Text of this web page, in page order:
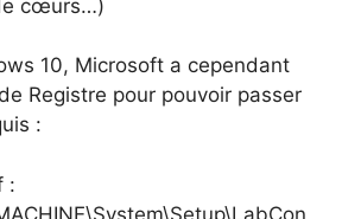
cœurs…)
10, Microsoft a cependant
Registre pour pouvoir passer
:
: